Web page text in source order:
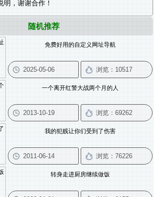
明，谢谢合作！
随机推荐
免费好用的自定义网址导航
一个离开红警大战两个月的人
我的犯贱让你们受到了伤害
转身走进厨房继续做饭